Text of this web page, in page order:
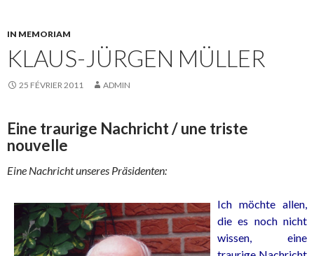
IN MEMORIAM
KLAUS-JÜRGEN MÜLLER
25 FÉVRIER 2011 ADMIN
Eine traurige Nachricht / une triste
nouvelle
Eine Nachricht unseres Präsidenten:
Ich möchte allen,
die es noch nicht
wissen, eine